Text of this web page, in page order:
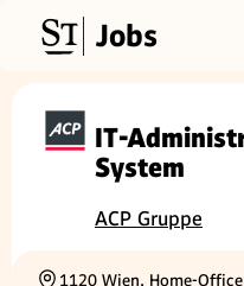
Jobs
IT-
System
ACP Gruppe
1120 Wien, Home-Office